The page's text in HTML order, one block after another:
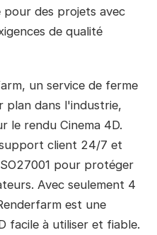
des projets avec
de qualité
un service de ferme
plan dans l'industrie,
le rendu Cinema 4D.
client 24/7 et
pour protéger
Avec seulement 4
est une
facile à utiliser et fiable.